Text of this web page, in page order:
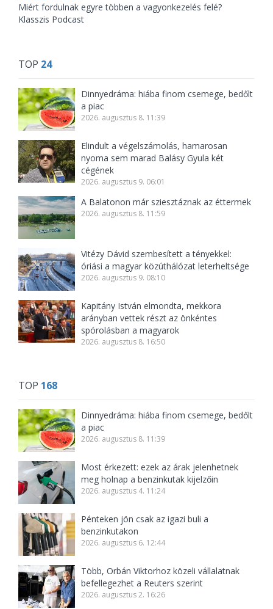
Miért fordulnak egyre többen a vagyonkezelés felé?
Klasszis Podcast
TOP 24
Dinnyedráma: hiába finom csemege, bedőlt
a piac
2026. augusztus 8. 11:39
Elindult a végelszámolás, hamarosan
nyoma sem marad Balásy Gyula két
cégének
2026. augusztus 9. 06:01
A Balatonon már sziesztáznak az éttermek
2026. augusztus 8. 11:59
Vitézy Dávid szembesített a tényekkel:
óriási a magyar közúthálózat leterheltsége
2026. augusztus 9. 08:10
Kapitány István elmondta, mekkora
arányban vettek részt az önkéntes
spórolásban a magyarok
2026. augusztus 8. 16:50
TOP 168
Dinnyedráma: hiába finom csemege, bedőlt
a piac
2026. augusztus 8. 11:39
Most érkezett: ezek az árak jelenhetnek
meg holnap a benzinkutak kijelzőin
2026. augusztus 4. 11:24
Pénteken jön csak az igazi buli a
benzinkutakon
2026. augusztus 6. 12:44
Több, Orbán Viktorhoz közeli vállalatnak
befellegezhet a Reuters szerint
2026. augusztus 2. 16:26